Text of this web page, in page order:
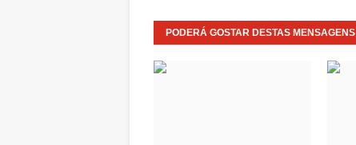
PODERÁ GOSTAR DESTAS MENSAGENS